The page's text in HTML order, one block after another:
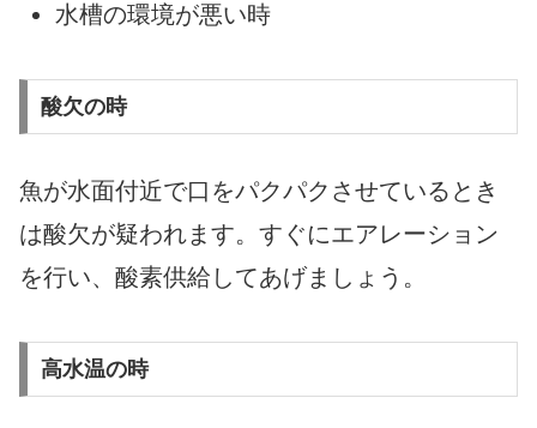
水槽の環境が悪い時
酸欠の時
魚が水面付近で口をパクパクさせているとき
は酸欠が疑われます。すぐにエアレーション
を行い、酸素供給してあげましょう。
高水温の時